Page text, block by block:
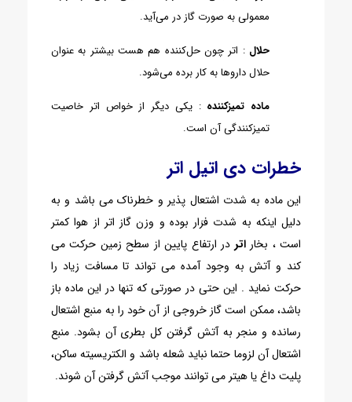
معمولی به صورت گاز در می‌آید.
حلال : اتر چون حل‌کننده هم هست بیشتر به عنوان
حلال داروها به کار برده می‌شود.
ماده تمیزکننده : یکی دیگر از خواص اتر خاصیت
تمیزکنندگی آن است.
خطرات دی اتیل اتر
این ماده به شدت اشتعال پذیر و خطرناک می باشد و به
دلیل اینکه به شدت فرَار بوده و وزن گاز اتر از هوا کمتر
است ، بخاراتر در ارتفاع پایین از سطح زمین حرکت می
کند و آتش به وجود آمده می تواند تا مسافت زیاد را
حرکت نماید . این حتی در صورتی که تنها در این ماده باز
باشد، ممکن است گاز خروجی از آن خود را به منبع اشتعال
رسانده و منجر به آتش گرفتن کل بطری آن بشود. منبع
اشتعال آن لزوما حتما نباید شعله باشد و الکتریسیته ساکن،
پلیت داغ یا هیتر می توانند موجب آتش گرفتن آن شوند.